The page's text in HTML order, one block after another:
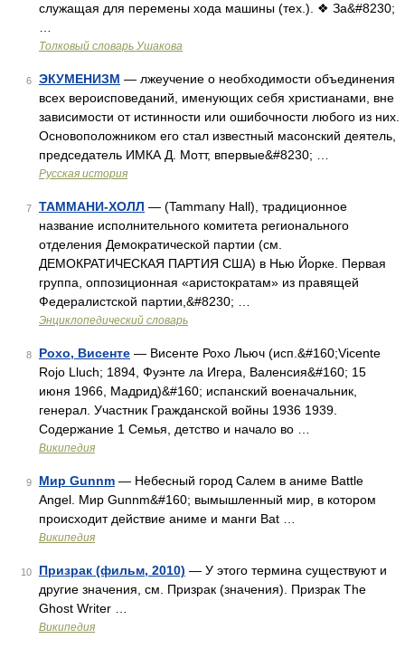
служащая для перемены хода машины (тех.). ❖ За&#8230;
Толковый словарь Ушакова
6 ЭКУМЕНИЗМ — лжеучение о необходимости объединения
всех вероисповеданий, именующих себя христианами, вне
зависимости от истинности или ошибочности любого из них.
Основоположником его стал известный масонский деятель,
председатель ИМКА Д. Мотт, впервые&#8230; …
Русская история
7 ТАММАНИ-ХОЛЛ — (Tammany Hall), традиционное
название исполнительного комитета регионального
отделения Демократической партии (см.
ДЕМОКРАТИЧЕСКАЯ ПАРТИЯ США) в Нью Йорке. Первая
группа, оппозиционная «аристократам» из правящей
Федералистской партии,&#8230; …
Энциклопедический словарь
8 Рохо, Висенте — Висенте Рохо Льюч (исп.&#160;Vicente
Rojo Lluch; 1894, Фуэнте ла Игера, Валенсия&#160; 15
июня 1966, Мадрид)&#160; испанский военачальник,
генерал. Участник Гражданской войны 1936 1939.
Содержание 1 Семья, детство и начало во …
Википедия
9 Мир Gunnm — Небесный город Салем в аниме Battle
Angel. Мир Gunnm&#160; вымышленный мир, в котором
происходит действие аниме и манги Bat …
Википедия
10 Призрак (фильм, 2010) — У этого термина существуют и
другие значения, см. Призрак (значения). Призрак The
Ghost Writer …
Википедия